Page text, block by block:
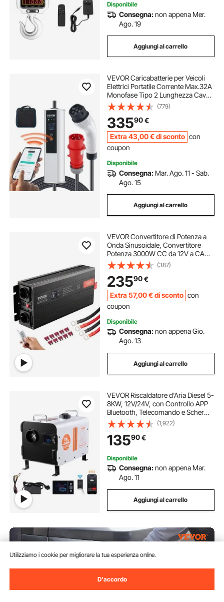
Disponibile
Consegna:non appena Mer.
Ago. 19
Aggiungi al carrello
VEVOR Caricabatterie per Veicoli
Elettrici Portatile Corrente Max.32A
Monofase Tipo 2 Lunghezza Cavo
7,5m, Caricabatterie EV Portatile
Impermeabilità Schermo LCD IP66
Potenza 7,36kW/22kW Controllo
APP
(779)
33590€
Extra 43,00 €di sconto con
coupon
Disponibile
Consegna: Mar. Ago. 11 - Sab.
Ago. 15
Aggiungi al carrello
VEVOR Convertitore di Potenza a
Onda Sinusoidale, Convertitore
Potenza 3000W CC da 12V a CA
230V Display LCD e Telecomando
per Grandi Elettrodomestici, FCC
(387)
23590€
Extra 57,00 €di sconto con
coupon
Disponibile
Consegna:non appena Gio.
Ago. 13
Aggiungi al carrello
VEVOR Riscaldatore d'Aria Diesel 5-
8KW, 12V/24V, con Controllo APP
Bluetooth, Telecomando e Schermo
Visualizzazione, Allarme CO,
Riscaldatore Diesel Portatile a
Riscaldamento per Veicoli e Spazi
Aperti
(1,922)
13590€
Disponibile
Consegna:non appena Mar.
Ago. 11
Aggiungi al carrello
Utilizziamo i cookie per migliorare la tua esperienza online.
D'accordo